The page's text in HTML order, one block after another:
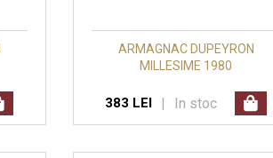
ARMAGNAC DUPEYRON
MILLESIME 1980
383 LEI | In stoc